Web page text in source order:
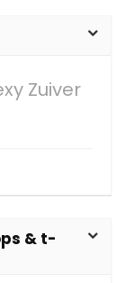
Zuiver
& t-